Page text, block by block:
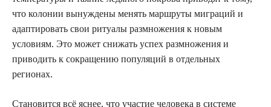
что колонии вынуждены менять маршруты миграций и
адаптировать свои ритуалы размножения к новым
условиям. Это может снижать успех размножения и
приводить к сокращению популяций в отдельных
регионах.
Становится всё яснее, что участие человека в системе